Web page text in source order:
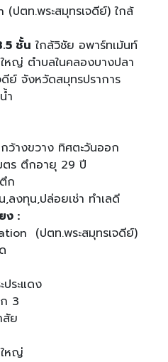
ปตท.พระสมุทรเจดีย์) ใกล้
ชั้น ใกล้วิชัย อพาร์ทเม้นท์
ญ่ ตำบลในคลองบางปลา
ดีย์ จังหวัดสมุทรปราการ
ำ
ว้างขวาง ทิศตะวันออก
ตร ตึกอายุ 29 ปี
ก
,ลงทุน,ปล่อยเช่า ทำเลดี
ง :
(ปตท.พระสมุทรเจดีย์)
ประแดง
3
สัย
หญ่